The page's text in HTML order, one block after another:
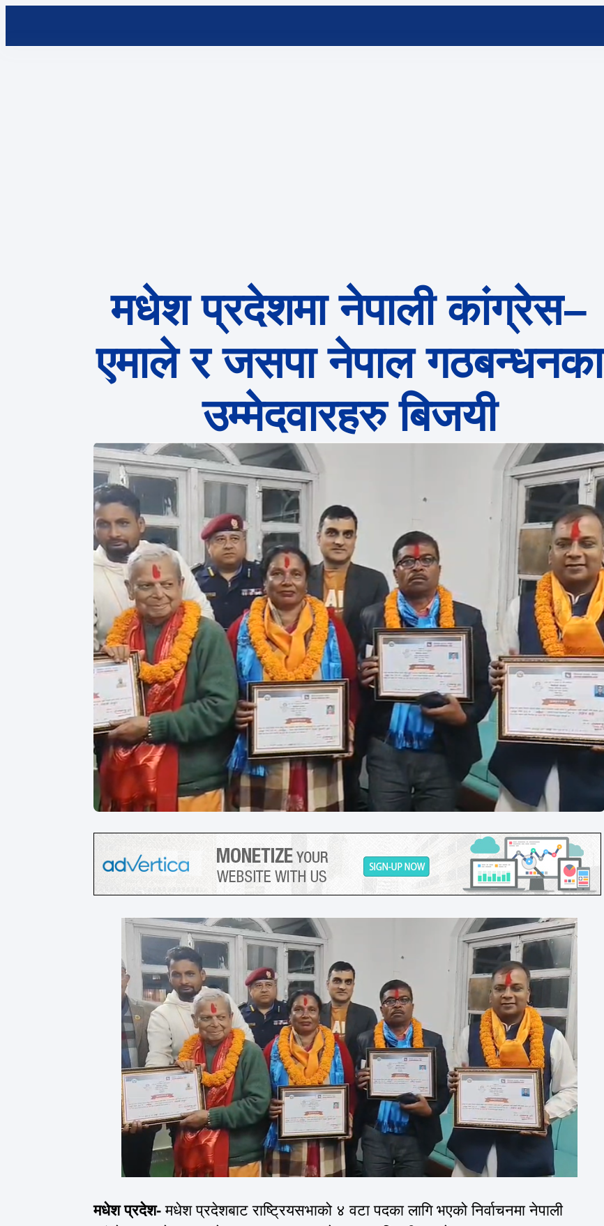
मधेश प्रदेशमा नेपाली कांग्रेस–
एमाले र जसपा नेपाल गठबन्धनका
उम्मेदवारहरु बिजयी
मधेश प्रदेश-मधेश प्रदेशबाट राष्ट्रियसभाको ४ वटा पदका लागि भएको निर्वाचनमा नेपाली